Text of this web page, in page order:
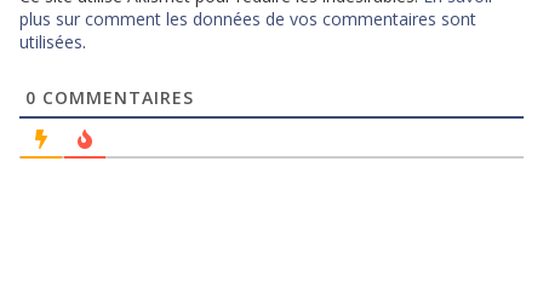
plus sur comment les données de vos commentaires sont
utilisées.
0 COMMENTAIRES